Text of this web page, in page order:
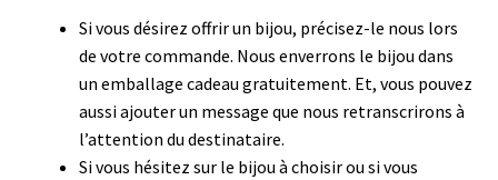
Si vous désirez offrir un bijou, précisez-le nous lors
de votre commande. Nous enverrons le bijou dans
un emballage cadeau gratuitement. Et, vous pouvez
aussi ajouter un message que nous retranscrirons à
l’attention du destinataire.
Si vous hésitez sur le bijou à choisir ou si vous